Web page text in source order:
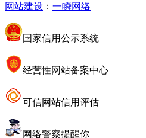
网站建设 ： 一瞬网络
国家信用公示系统
经营性网站备案中心
可信网站信用评估
网络警察提醒你